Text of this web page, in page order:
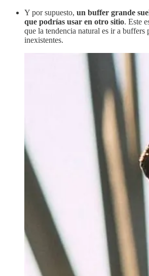
Y por supuesto, un buffer grande
que podrías usar en otro sitio. Este
que la tendencia natural es ir a buffers
inexistentes.